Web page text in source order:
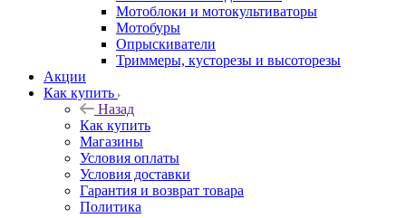
Мотоблоки и мотокультиваторы
Мотобуры
Опрыскиватели
Триммеры, кусторезы и высоторезы
Акции
Как купить
Назад
Как купить
Магазины
Условия оплаты
Условия доставки
Гарантия и возврат товара
Политика